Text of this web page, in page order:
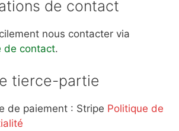
de contact
nous contacter via
de contact.
tierce-partie
de paiement : Stripe Politique de